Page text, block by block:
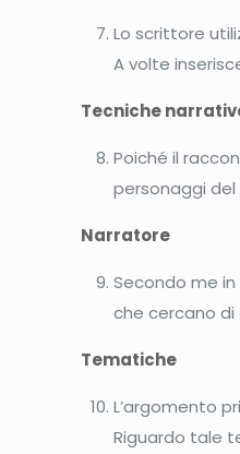
Lo scrittore
A volte
Tecniche
Poiché il
personaggi
Narratore
Secondo me
che cercano
Tematiche
L’argomento
Riguardo tale